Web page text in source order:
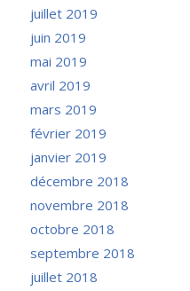
juillet 2019
juin 2019
mai 2019
avril 2019
mars 2019
février 2019
janvier 2019
décembre 2018
novembre 2018
octobre 2018
septembre 2018
juillet 2018